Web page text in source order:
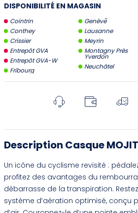
DISPONIBILITÉ EN MAGASIN
Cointrin
Conthey
Crissier
Entrepôt GVA
Entrepôt GVA-W
Fribourg
Genève
Lausanne
Meyrin
Montagny Près
Yverdon
Neuchâtel
Description Casque
Un icône du cyclisme revisité :
profitez des avantages du
débarrasse de la transpiration.
système d’aération optimisé, conçu